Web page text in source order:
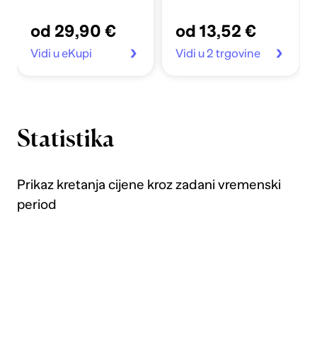
od 29,90 €
Vidi u eKupi
od 13,52 €
Vidi u 2 trgovine
Statistika
Prikaz kretanja cijene kroz zadani vremenski
period